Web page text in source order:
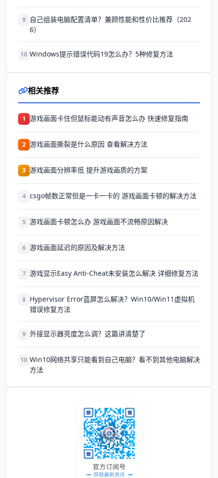
9
自己组装电脑配置清单？兼顾性能和性价比推荐（202
6）
10 Windows提示错误代码19怎么办？5种修复方法
相关推荐
1 游戏画面卡住但鼠标能动有声音怎么办 快速修复指南
2 游戏画面撕裂是什么原因 查看解决方法
3 游戏画面分辨率低 提升游戏画质的方案
4 csgo帧数正常但是一卡一卡的 游戏画面卡顿的解决方法
5 游戏画面卡顿怎么办 游戏画面不流畅原因解决
6 游戏画面延迟的原因及解决方法
7 游戏显示Easy Anti-Cheat未安装怎么解决 详细修复方法
8 Hypervisor Error蓝屏怎么解决？Win10/Win11虚拟机
错误修复方法
9 外接显示器亮度怎么调？这篇讲清楚了
10 Win10网络共享只能看到自己电脑？看不到其他电脑解决
方法